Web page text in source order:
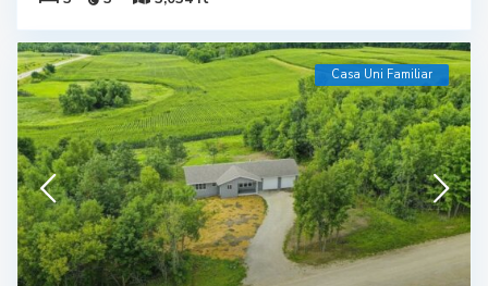
Casa Uni Familiar